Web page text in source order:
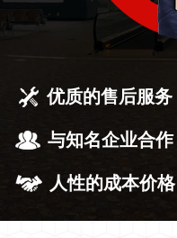
优质的售后服务
与知名企业合作
人性的成本价格